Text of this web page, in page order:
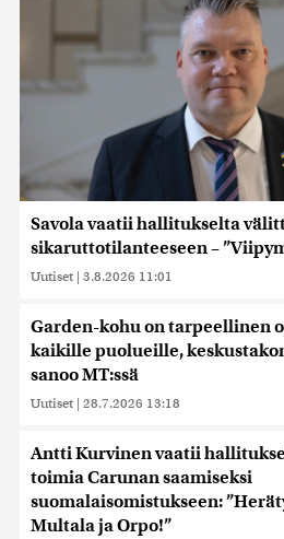
Savola vaatii hallitukselta
sikaruttotilanteeseen –
Uutiset | 3.8.2026 11:01
Garden-kohu on tarpeellinen
kaikille puolueille,
sanoo MT:ssä
Uutiset | 28.7.2026 13:18
Antti Kurvinen vaatii
toimia Carunan saamiseksi
suomalaisomistukseen:
Multala ja Orpo!”